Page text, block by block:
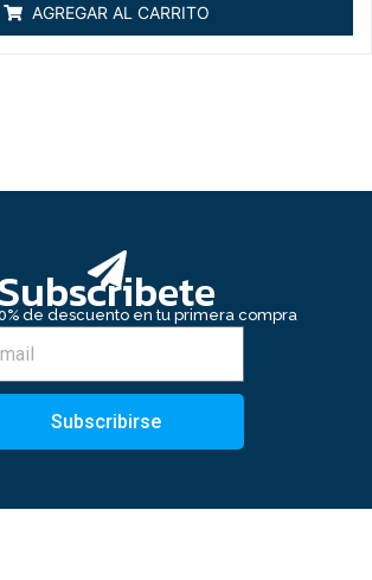
5
AGREGAR AL CARRITO
Subscribete
de descuento en tu primera compra
Subscribirse